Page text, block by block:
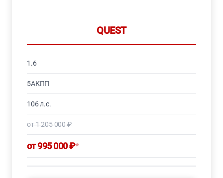
QUEST
1.6
5АКПП
106 л.с.
от 1 205 000 ₽
от 995 000 ₽*